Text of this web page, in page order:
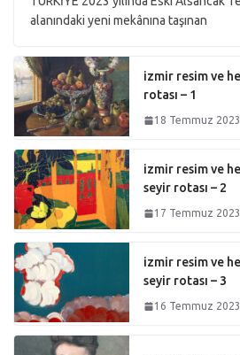
alanındaki yeni mekânına taşınan
izmir resim ve
rotası – 1
18 Temmuz 2023
izmir resim ve
seyir rotası – 2
17 Temmuz 2023
izmir resim ve
seyir rotası – 3
16 Temmuz 2023